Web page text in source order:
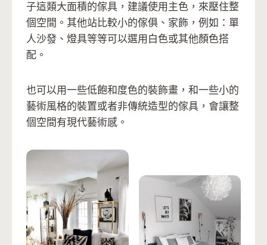
子這類大面積的傢具，建議使用主色，來壓住整
個空間。其他站比較小的傢俱、家飾，例如：單
人沙發、燈具等等可以選用白色或其他顏色搭
配。
也可以用一些低飽和度色的裝飾畫，和一些小的
藝術風格的裝置或者非傳統造型的傢具，會讓整
個空間有現代藝術感。